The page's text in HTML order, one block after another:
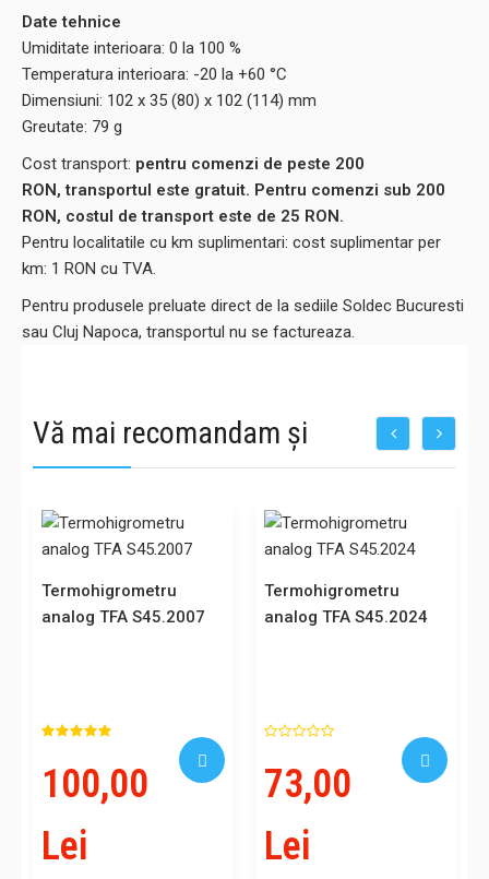
Date tehnice
Umiditate interioara: 0 la 100 %
Temperatura interioara: -20 la +60 °C
Dimensiuni: 102 x 35 (80) x 102 (114) mm
Greutate: 79 g
Cost transport: pentru comenzi de peste 200
RON, transportul este gratuit. Pentru comenzi sub 200
RON, costul de transport este de 25 RON.
Pentru localitatile cu km suplimentari: cost suplimentar per
km: 1 RON cu TVA.
Pentru produsele preluate direct de la sediile Soldec Bucuresti
sau Cluj Napoca, transportul nu se factureaza.
Vă mai recomandam și
Termohigrometru
analog TFA S45.2007
100,00
Lei
Termohigrometru
analog TFA S45.2024
73,00
Lei